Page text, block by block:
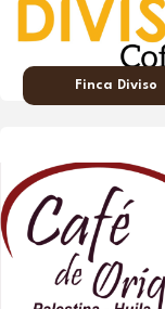
Finca Diviso